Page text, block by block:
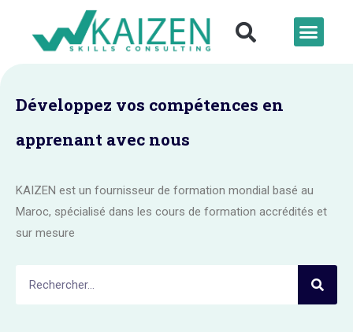
Développez vos compétences en
apprenant avec nous
KAIZEN est un fournisseur de formation mondial basé au
Maroc, spécialisé dans les cours de formation accrédités et
sur mesure